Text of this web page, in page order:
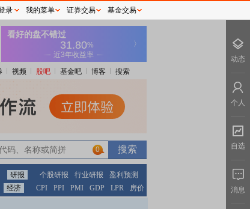
视频 股吧 基金吧 博客 搜索
0
研报 个股研报 行业研报
盈利预测
经济 CPI PPI PMI GDP LPR 房价
录 我的菜单 证券交易 基金交易
动态
个人
自选
消息